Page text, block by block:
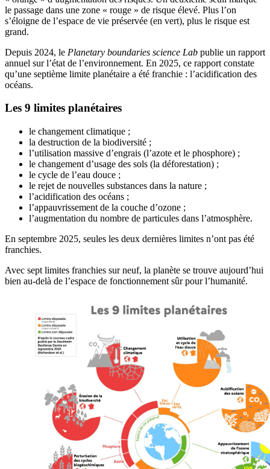
le passage dans une zone « rouge » de risque élevé. Plus l’on
s’éloigne de l’espace de vie préservée (en vert), plus le risque est
grand.
Depuis 2024, le Planetary boundaries science Lab publie un rapport
annuel sur l’état de l’environnement. En 2025, ce rapport constate
qu’une septième limite planétaire a été franchie : l’acidification des
océans.
Les 9 limites planétaires
le changement climatique ;
la destruction de la biodiversité ;
l’utilisation massive d’engrais (l’azote et le phosphore) ;
le changement d’usage des sols (la déforestation) ;
le cycle de l’eau douce ;
le rejet de nouvelles substances dans la nature ;
l’acidification des océans ;
l’appauvrissement de la couche d’ozone ;
l’augmentation du nombre de particules dans l’atmosphère.
En septembre 2025, seules les deux dernières limites n’ont pas été
franchies.
Avec sept limites franchies sur neuf, la planète se trouve aujourd’hui
bien au-delà de l’espace de fonctionnement sûr pour l’humanité.